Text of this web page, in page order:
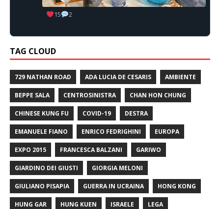
15 2
TAG CLOUD
729 NATHAN ROAD ADA LUCIA DE CESARIS AMBIENTE
BEPPE SALA CENTROSINISTRA CHAN HON CHUNG
CHINESE KUNG FU COVID-19 DESTRA
EMANUELE FIANO ENRICO FEDRIGHINI EUROPA
EXPO 2015 FRANCESCA BALZANI GARIWO
GIARDINO DEI GIUSTI GIORGIA MELONI
GIULIANO PISAPIA GUERRA IN UCRAINA HONG KONG
HUNG GAR HUNG KUEN ISRAELE LEGA